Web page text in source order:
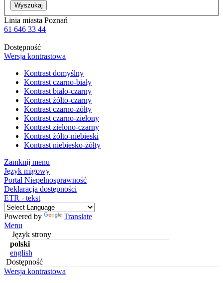
Wyszukaj
Linia miasta Poznań
61 646 33 44
Dostępność
Wersja kontrastowa
Kontrast domyślny
Kontrast czarno-biały
Kontrast biało-czarny
Kontrast żółto-czarny
Kontrast czarno-żółty
Kontrast czarno-zielony
Kontrast zielono-czarny
Kontrast żółto-niebieski
Kontrast niebiesko-żółty
Zamknij menu
Język migowy
Portal Niepełnosprawność
Deklaracja dostępności
ETR - tekst
Powered by
Translate
Menu
Język strony
polski
english
Dostępność
Wersja kontrastowa